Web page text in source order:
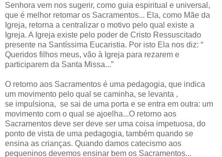
Senhora vem nos sugerir, como guia espiritual e universal,
que é melhor retomar os Sacramentos... Ela, como Mãe da
Igreja, retorna a centralizar o motivo pelo qual existe a
Igreja. A Igreja existe pelo poder de Cristo Ressuscitado
presente na Santíssima Eucaristia. Por isto Ela nos diz: “
Queridos filhos meus, vão à Igreja para rezarem e
participarem da Santa Missa...”
O retorno aos Sacramentos é uma pedagogia, que indica
um movimento pelo qual se caminha, se levanta ,
se impulsiona, se sai de uma porta e se entra em outra: um
movimento com o qual se ajoelha...O retorno aos
Sacramentos deve ser deve ser uma coisa impetuosa, do
ponto de vista de uma pedagogia, também quando se
ensina as crianças. Quando damos catecismo aos
pequeninos devemos ensinar bem os Sacramentos...